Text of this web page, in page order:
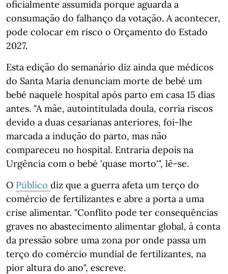
oficialmente assumida porque aguarda a
consumação do falhanço da votação. A acontecer,
pode colocar em risco o Orçamento do Estado
2027.
Esta edição do semanário diz ainda que médicos
do Santa Maria denunciam morte de bebé um
bebé naquele hospital após parto em casa 15 dias
antes. "A mãe, autointitulada doula, corria riscos
devido a duas cesarianas anteriores, foi-lhe
marcada a indução do parto, mas não
compareceu no hospital. Entraria depois na
Urgência com o bebé 'quase morto'", lê-se.
O Público diz que a guerra afeta um terço do
comércio de fertilizantes e abre a porta a uma
crise alimentar. "Conflito pode ter consequências
graves no abastecimento alimentar global, à conta
da pressão sobre uma zona por onde passa um
terço do comércio mundial de fertilizantes, na
pior altura do ano", escreve.